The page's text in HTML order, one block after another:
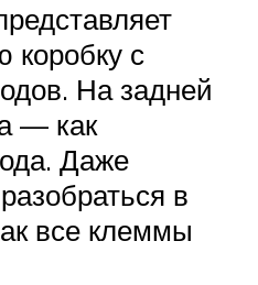
коробку с
На задней
— как
Даже
в
все клеммы